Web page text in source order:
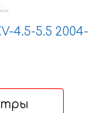
4.5-5.5 2004-